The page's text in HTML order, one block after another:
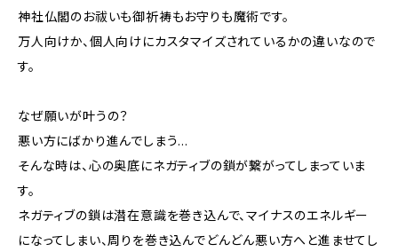
神社仏閣のお祓いも御祈祷もお守りも魔術です。
万人向けか、個人向けにカスタマイズされているかの違いなので
す。
なぜ願いが叶うの？
悪い方にばかり進んでしまう…
そんな時は、心の奥底にネガティブの鎖が繋がってしまっていま
す。
ネガティブの鎖は潜在意識を巻き込んで、マイナスのエネルギー
になってしまい、周りを巻き込んでどんどん悪い方へと進ませてし